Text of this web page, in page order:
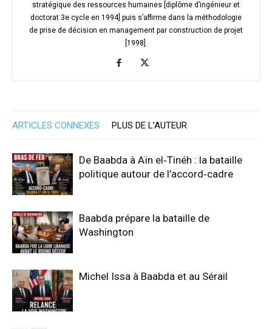
stratégique des ressources humaines [diplôme d’ingénieur et
doctorat 3e cycle en 1994] puis s’affirme dans la méthodologie
de prise de décision en management par construction de projet
[1998].
ARTICLES CONNEXES PLUS DE L'AUTEUR
De Baabda à Aïn el‑Tinéh : la bataille
politique autour de l’accord‑cadre
Baabda prépare la bataille de
Washington
Michel Issa à Baabda et au Sérail